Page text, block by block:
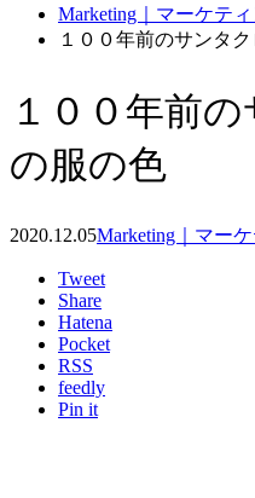
Marketing｜マーケテ
１００年前のサンタ
１００年前
の服の色
2020.12.05Marketing｜マー
Tweet
Share
Hatena
Pocket
RSS
feedly
Pin it